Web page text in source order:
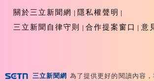
關於三立新聞網
隱私權聲明
三立新聞自律守則
合作提案窗口 意
三立新聞網 為了提供更好的閱讀內容